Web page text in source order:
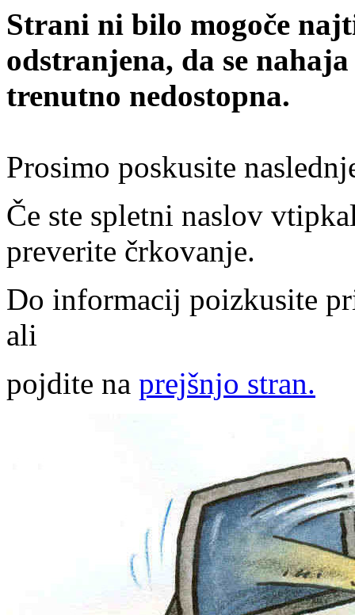
Strani ni bilo mogoče
odstranjena, da se
trenutno nedostopna.
Prosimo poskusite
Če ste spletni naslov
preverite črkovanje.
Do informacij poizkusite
ali
pojdite na prejšnjo stran.